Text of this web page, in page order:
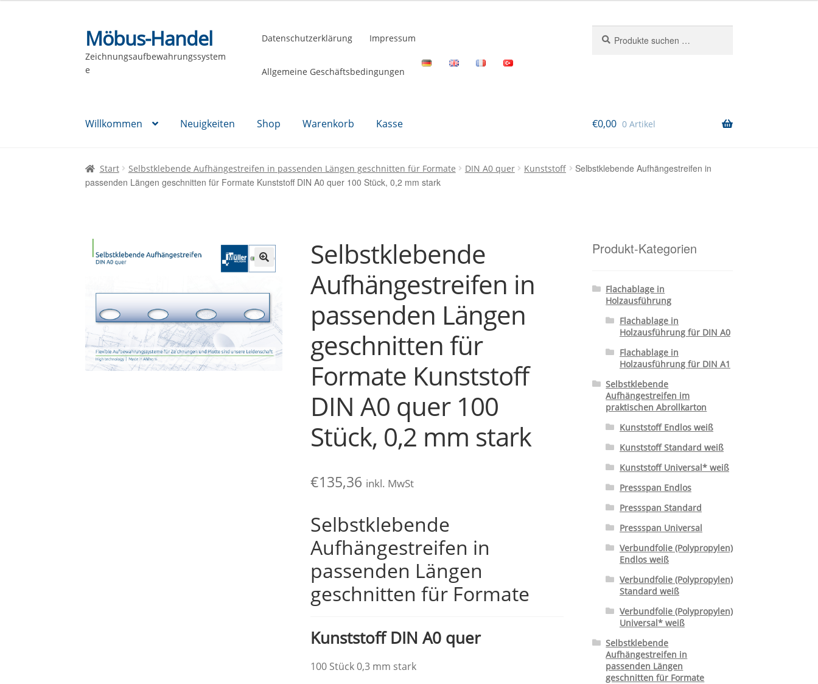
Zur
Navigation
springen
Zum
Inhalt
springen
Möbus-Handel
Zeichnungsaufbewahrungssystem
e
Datenschutzerklärung Impressum
Allgemeine Geschäftsbedingungen
nach:
Willkommen Neuigkeiten Shop Warenkorb Kasse €0,00 0 Artikel
Start Selbstklebende Aufhängestreifen in passenden Längen geschnitten für Formate DIN A0 quer Kunststoff
Selbstklebende Aufhängestreifen in
passenden Längen geschnitten für Formate Kunststoff DIN A0 quer 100 Stück, 0,2 mm stark
Selbstklebende
Aufhängestreifen in
passenden Längen
geschnitten für
Formate Kunststoff
DIN A0 quer 100
Stück, 0,2 mm stark
€135,36 inkl. MwSt
Selbstklebende
Aufhängestreifen in
passenden Längen
geschnitten für Formate
Kunststoff DIN A0 quer
100 Stück 0,3 mm stark
Produkt-Kategorien
Flachablage in
Holzausführung
Flachablage in
Holzausführung für DIN A0
Flachablage in
Holzausführung für DIN A1
Selbstklebende
Aufhängestreifen im
praktischen Abrollkarton
Kunststoff Endlos weiß
Kunststoff Standard weiß
Kunststoff Universal* weiß
Pressspan Endlos
Pressspan Standard
Pressspan Universal
Verbundfolie (Polypropylen)
Endlos weiß
Verbundfolie (Polypropylen)
Standard weiß
Verbundfolie (Polypropylen)
Universal* weiß
Selbstklebende
Aufhängestreifen in
passenden Längen
geschnitten für Formate